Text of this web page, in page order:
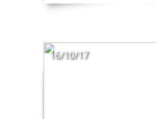
16/10/17